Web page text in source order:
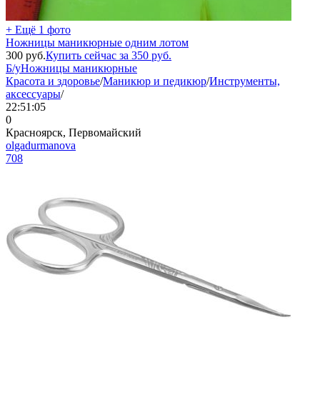
+ Ещё 1 фото
Ножницы маникюрные одним лотом
300 руб.Купить сейчас за 350 руб.
Б/уНожницы маникюрные
Красота и здоровье/Маникюр и педикюр/Инструменты,
аксессуары/
22:51:05
0
Красноярск, Первомайский
olgadurmanova
708